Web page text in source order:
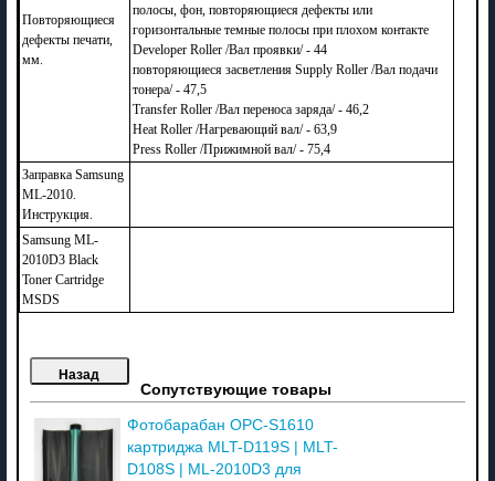
Повторяющиеся
дефекты печати,
мм.
полосы, фон, повторяющиеся дефекты или
горизонтальные темные полосы при плохом контакте
Developer Roller /Вал проявки/ - 44
повторяющиеся засветления Supply Roller /Вал подачи
тонера/ - 47,5
Transfer Roller /Вал переноса заряда/ - 46,2
Heat Roller /Нагревающий вал/ - 63,9
Press Roller /Прижимной вал/ - 75,4
Заправка Samsung
ML-2010.
Инструкция.
Samsung ML-
2010D3 Black
Toner Cartridge
MSDS
Сопутствующие товары
Фотобарабан OPC-S1610
картриджа MLT-D119S | MLT-
D108S | ML-2010D3 для